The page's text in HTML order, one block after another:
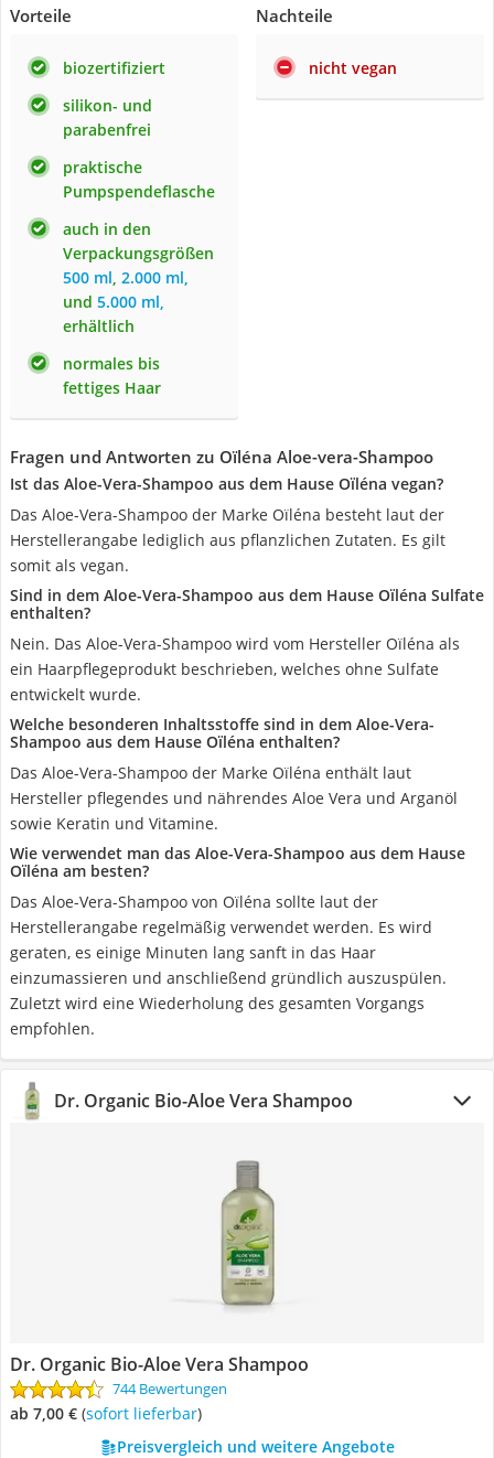
Vorteile
biozertifiziert
silikon- und
parabenfrei
praktische
Pumpspendeflasche
auch in den
Verpackungsgrößen
500 ml, 2.000 ml,
und 5.000 ml,
erhältlich
normales bis
fettiges Haar
Nachteile
nicht vegan
Fragen und Antworten zu Oïléna Aloe-vera-Shampoo
Ist das Aloe-Vera-Shampoo aus dem Hause Oïléna vegan?
Das Aloe-Vera-Shampoo der Marke Oïléna besteht laut der
Herstellerangabe lediglich aus pflanzlichen Zutaten. Es gilt
somit als vegan.
Sind in dem Aloe-Vera-Shampoo aus dem Hause Oïléna Sulfate
enthalten?
Nein. Das Aloe-Vera-Shampoo wird vom Hersteller Oïléna als
ein Haarpflegeprodukt beschrieben, welches ohne Sulfate
entwickelt wurde.
Welche besonderen Inhaltsstoffe sind in dem Aloe-Vera-
Shampoo aus dem Hause Oïléna enthalten?
Das Aloe-Vera-Shampoo der Marke Oïléna enthält laut
Hersteller pflegendes und nährendes Aloe Vera und Arganöl
sowie Keratin und Vitamine.
Wie verwendet man das Aloe-Vera-Shampoo aus dem Hause
Oïléna am besten?
Das Aloe-Vera-Shampoo von Oïléna sollte laut der
Herstellerangabe regelmäßig verwendet werden. Es wird
geraten, es einige Minuten lang sanft in das Haar
einzumassieren und anschließend gründlich auszuspülen.
Zuletzt wird eine Wiederholung des gesamten Vorgangs
empfohlen.
Dr. Organic Bio-Aloe Vera Shampoo
Dr. Organic Bio-Aloe Vera Shampoo
744 Bewertungen
ab 7,00 € ( Sofort lieferbar)
Preisvergleich und weitere Angebote